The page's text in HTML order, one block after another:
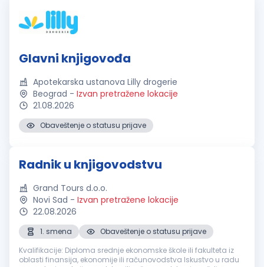
Glavni knjigovođa
Apotekarska ustanova Lilly drogerie
Beograd - Izvan pretražene lokacije
21.08.2026
Obaveštenje o statusu prijave
Radnik u knjigovodstvu
Grand Tours d.o.o.
Novi Sad - Izvan pretražene lokacije
22.08.2026
1. smena
Obaveštenje o statusu prijave
Kvalifikacije: Diploma srednje ekonomske škole ili fakulteta iz
oblasti finansija, ekonomije ili računovodstva Iskustvo u radu